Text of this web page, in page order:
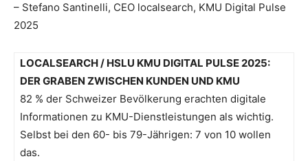
– Stefano Santinelli, CEO localsearch, KMU Digital Pulse
2025
LOCALSEARCH / HSLU KMU DIGITAL PULSE 2025:
DER GRABEN ZWISCHEN KUNDEN UND KMU
82 % der Schweizer Bevölkerung erachten digitale
Informationen zu KMU-Dienstleistungen als wichtig.
Selbst bei den 60- bis 79-Jährigen: 7 von 10 wollen
das.